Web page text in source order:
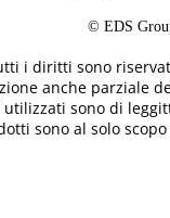
© EDS
i diritti sono
anche parziale
utilizzati sono di
sono al solo